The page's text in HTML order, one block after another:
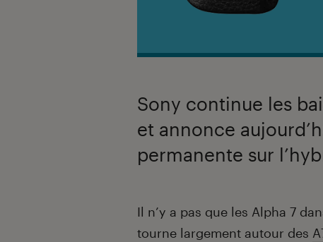
Sony continue les
et annonce
permanente sur
Introduction
Il n’y a pas que les Alpha 7
tourne largement autour des